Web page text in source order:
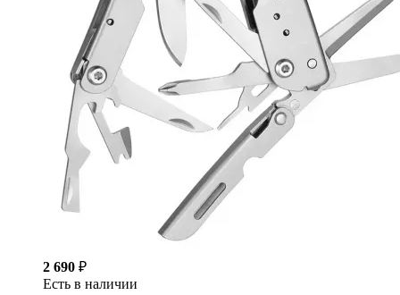
2 690 ₽
Есть в наличии